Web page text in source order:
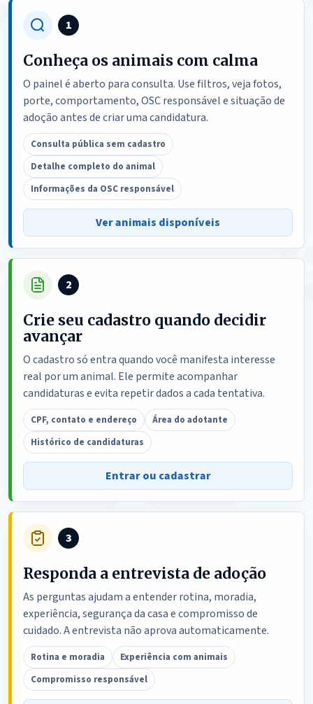
1
Conheça os animais com calma
O painel é aberto para consulta. Use filtros, veja fotos,
porte, comportamento, OSC responsável e situação de
adoção antes de criar uma candidatura.
Consulta pública sem cadastro
Detalhe completo do animal
Informações da OSC responsável
Ver animais disponíveis
2
Crie seu cadastro quando decidir
avançar
O cadastro só entra quando você manifesta interesse
real por um animal. Ele permite acompanhar
candidaturas e evita repetir dados a cada tentativa.
CPF, contato e endereço
Área do adotante
Histórico de candidaturas
Entrar ou cadastrar
3
Responda a entrevista de adoção
As perguntas ajudam a entender rotina, moradia,
experiência, segurança da casa e compromisso de
cuidado. A entrevista não aprova automaticamente.
Rotina e moradia
Experiência com animais
Compromisso responsável